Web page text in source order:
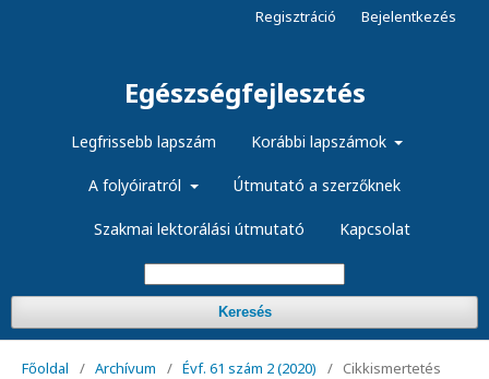
Egészségfejlesztés
Legfrissebb lapszám Korábbi lapszámok
A folyóiratról Útmutató a szerzőknek
Szakmai lektorálási útmutató Kapcsolat
Keresés
Regisztráció Bejelentkezés
Főoldal / Archívum / Évf. 61 szám 2 (2020) / Cikkismertetés